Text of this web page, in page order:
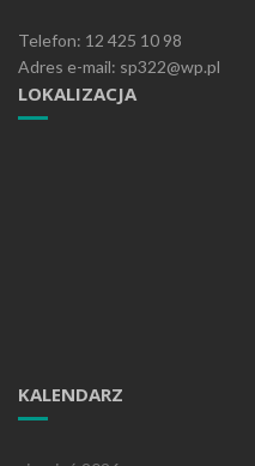
Telefon: 12 425 10 98
Adres e-mail: sp322@wp.pl
LOKALIZACJA
KALENDARZ